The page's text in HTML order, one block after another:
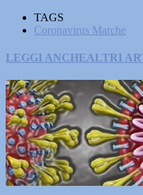
TAGS
Coronavirus Marche
LEGGI ANCHEALTRI